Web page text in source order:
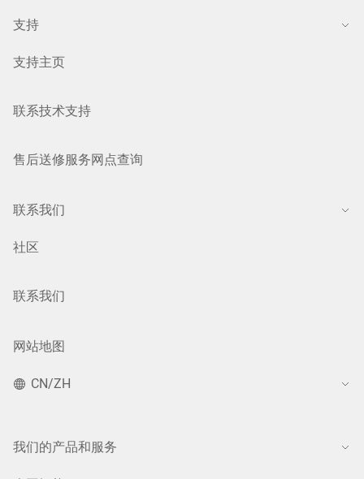
支持
支持主页
联系技术支持
售后送修服务网点查询
联系我们
社区
联系我们
网站地图
CN/ZH
我们的产品和服务